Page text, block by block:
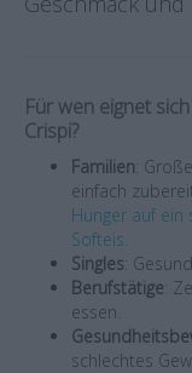
Für wen eignet
Crispi?
Familien:
einfach
Hunger auf ein
Softeis.
Singles:
Berufstätige:
essen.
schlechtes